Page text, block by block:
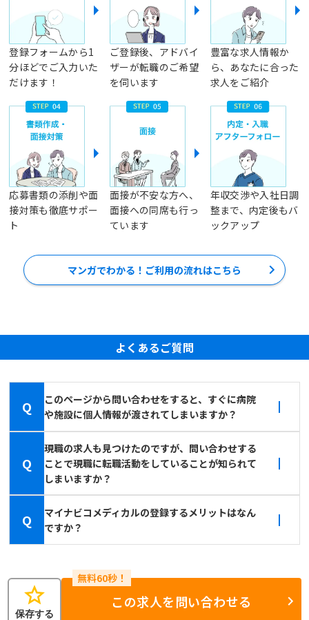
登録フォームから1
分ほどでご入力いた
だけます！
ご登録後、アドバイ
ザーが転職のご希望
を伺います
豊富な求人情報か
ら、あなたに合った
求人をご紹介
応募書類の添削や面
接対策も徹底サポー
ト
面接が不安な方へ、
面接への同席も行っ
ています
年収交渉や入社日調
整まで、内定後もバ
ックアップ
マンガでわかる！ご利用の流れはこちら
よくあるご質問
Q
このページから問い合わせをすると、すぐに病院
や施設に個人情報が渡されてしまいますか？
Q
現職の求人も見つけたのですが、問い合わせする
ことで現職に転職活動をしていることが知られて
しまいますか？
Q
マイナビコメディカルの登録するメリットはなん
ですか？
star
保存する
この求人を問い合わせる